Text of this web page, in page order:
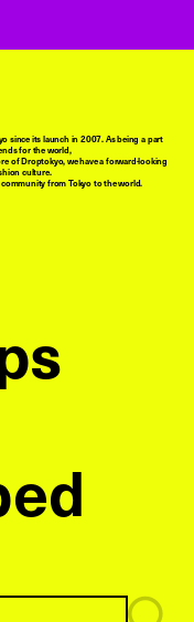
since its launch in 2007. As being a part
for the world,
of Droptokyo, we have a forward-looking
culture.
from Tokyo to the world.